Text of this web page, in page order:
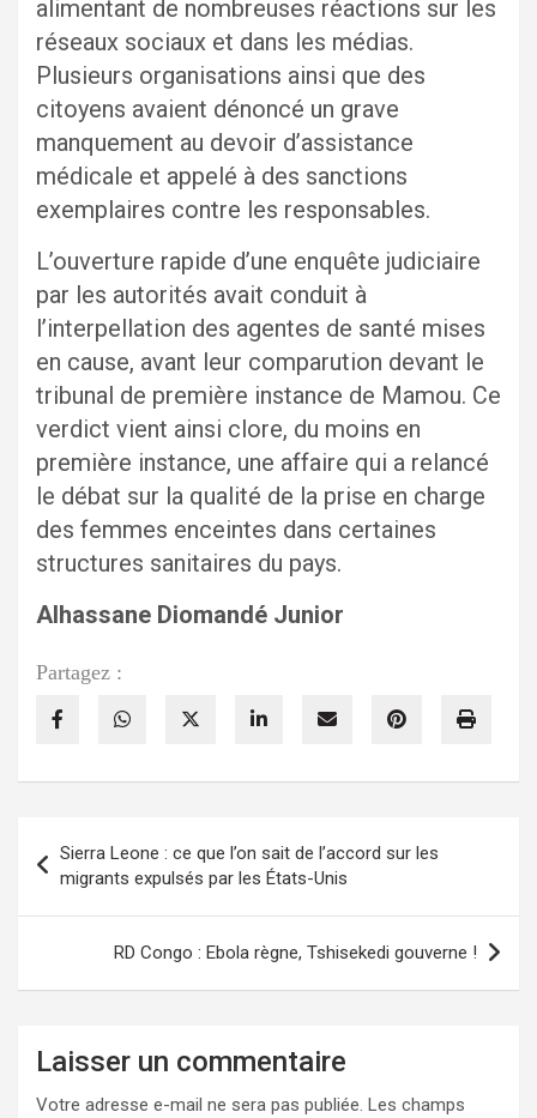
alimentant de nombreuses réactions sur les
réseaux sociaux et dans les médias.
Plusieurs organisations ainsi que des
citoyens avaient dénoncé un grave
manquement au devoir d’assistance
médicale et appelé à des sanctions
exemplaires contre les responsables.
L’ouverture rapide d’une enquête judiciaire
par les autorités avait conduit à
l’interpellation des agentes de santé mises
en cause, avant leur comparution devant le
tribunal de première instance de Mamou. Ce
verdict vient ainsi clore, du moins en
première instance, une affaire qui a relancé
le débat sur la qualité de la prise en charge
des femmes enceintes dans certaines
structures sanitaires du pays.
Alhassane Diomandé Junior
Partagez :
de
l’article
Sierra Leone : ce que l’on sait de l’accord sur les
migrants expulsés par les États-Unis
RD Congo : Ebola règne, Tshisekedi gouverne !
Laisser un commentaire
Votre adresse e-mail ne sera pas publiée. Les champs